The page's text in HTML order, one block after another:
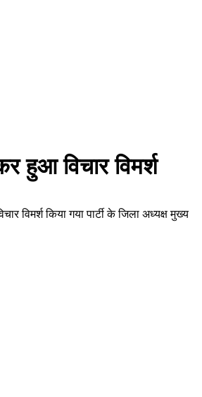
हुआ विचार विमर्श
विमर्श किया गया पार्टी के जिला अध्यक्ष मुख्य